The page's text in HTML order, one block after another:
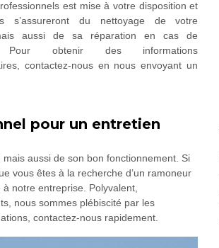
est mise à votre disposition et
s’assureront du nettoyage de votre
aussi de sa réparation en cas de
Pour obtenir des informations
contactez-nous en nous envoyant un
pour un entretien
mais aussi de son bon fonctionnement. Si
vous êtes à la recherche d’un ramoneur
notre entreprise. Polyvalent,
nous sommes plébiscité par les
contactez-nous rapidement.